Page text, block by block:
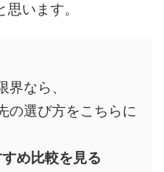
います。
なら、
の選び方をこちらに
め比較を見る